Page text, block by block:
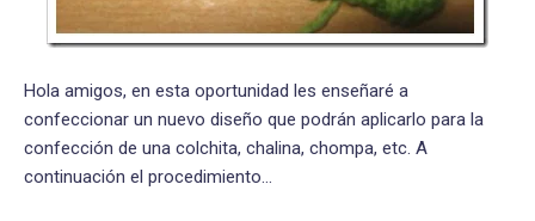
Hola amigos, en esta oportunidad les enseñaré a
confeccionar un nuevo diseño que podrán aplicarlo para la
confección de una colchita, chalina, chompa, etc. A
continuación el procedimiento…